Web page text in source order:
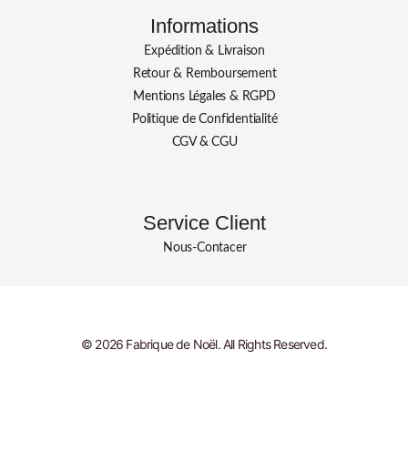
Informations
Expédition & Livraison
Retour & Remboursement
Mentions Légales & RGPD
Politique de Confidentialité
CGV & CGU
Service Client
Nous-Contacer
© 2026 Fabrique de Noël. All Rights Reserved.